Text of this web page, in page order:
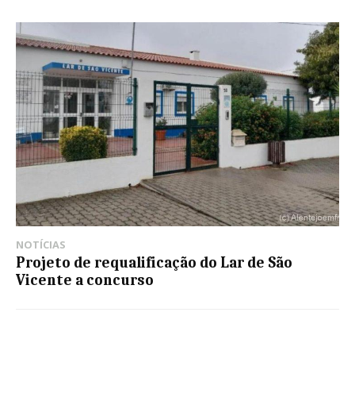
NOTÍCIAS
Projeto de requalificação do Lar de São
Vicente a concurso